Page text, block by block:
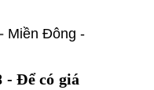
-Miền Đông -
- Để có giá